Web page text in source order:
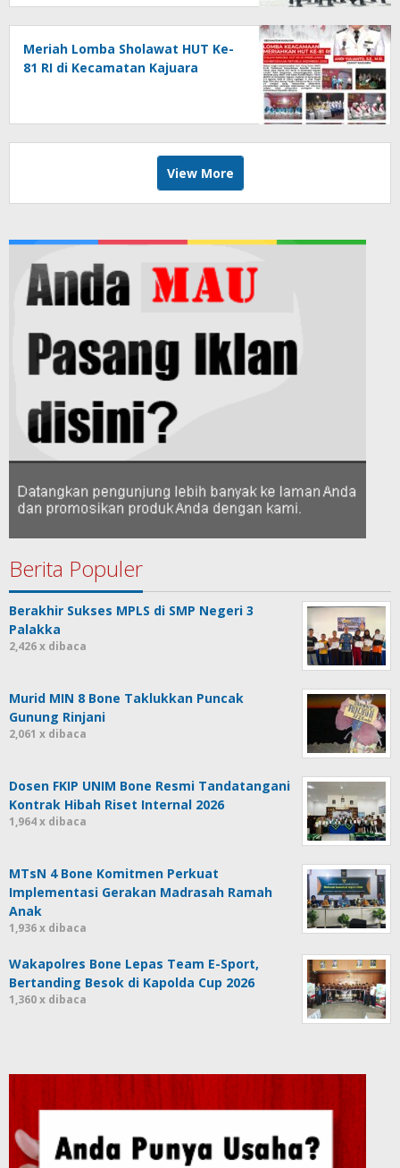
Meriah Lomba Sholawat HUT Ke-
81 RI di Kecamatan Kajuara
View More
Berita Populer
Berakhir Sukses MPLS di SMP Negeri 3
Palakka
2,426 x dibaca
Murid MIN 8 Bone Taklukkan Puncak
Gunung Rinjani
2,061 x dibaca
Dosen FKIP UNIM Bone Resmi Tandatangani
Kontrak Hibah Riset Internal 2026
1,964 x dibaca
MTsN 4 Bone Komitmen Perkuat
Implementasi Gerakan Madrasah Ramah
Anak
1,936 x dibaca
Wakapolres Bone Lepas Team E-Sport,
Bertanding Besok di Kapolda Cup 2026
1,360 x dibaca